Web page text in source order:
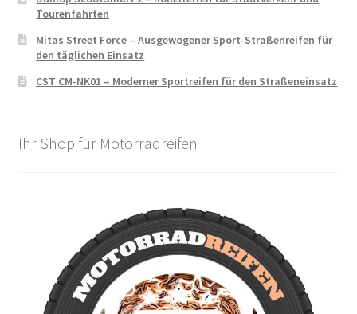
Tourenfahrten
Mitas Street Force – Ausgewogener Sport-Straßenreifen für
den täglichen Einsatz
CST CM-NK01 – Moderner Sportreifen für den Straßeneinsatz
Ihr Shop für Motorradreifen